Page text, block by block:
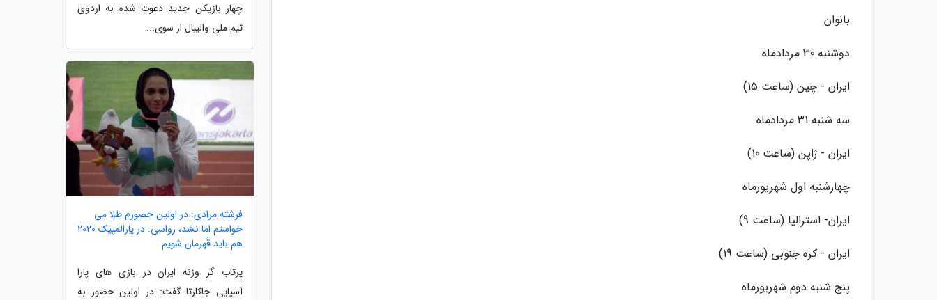
بانوان
دوشنبه 30 مردادماه
ایران - چین (ساعت 15)
سه شنبه 31 مردادماه
ایران - ژاپن (ساعت 10)
چهارشنبه اول شهریورماه
ایران- استرالیا (ساعت 9)
ایران - کره جنوبی (ساعت 19)
پنج شنبه دوم شهریورماه
چهار بازیکن جدید دعوت شده به اردوی
تیم ملی والیبال از سوی...
فرشته مرادی: در اولین حضورم طلا می
خواستم اما نشد، رواسی: در پارالمپیک 2020
هم باید قهرمان شویم
پرتاب گر وزنه ایران در بازی های پارا
آسیایی جاکارتا گفت: در اولین حضور به